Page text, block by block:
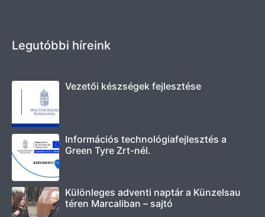
Legutóbbi híreink
Vezetői készségek fejlesztése
Információs technológiafejlesztés a
Green Tyre Zrt-nél.
Különleges adventi naptár a Künzelsau
téren Marcaliban – sajtó